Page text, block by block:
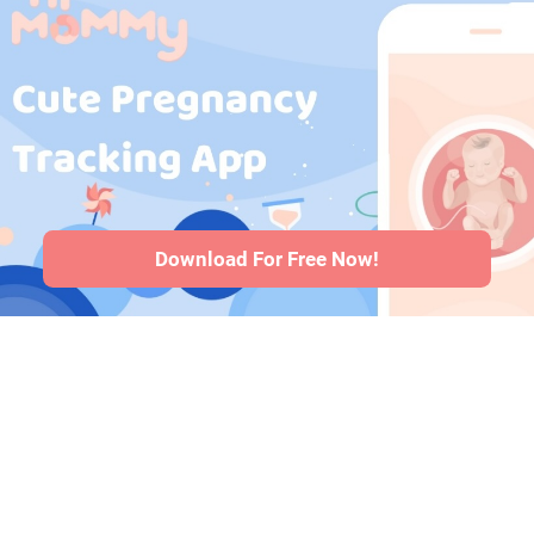
Medicamentos
durante el
embarazo·
Problemas de
salud del bebé·
Articles ·Politica
editorialDownload For Free Now!